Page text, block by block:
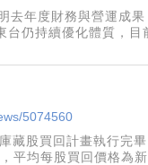
年度財務與營運成
仍持續優化體質，目
5074560
藏股買回計畫執行完
平均每股買回價格為